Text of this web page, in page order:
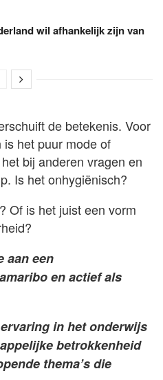
wil afhankelijk zijn van
de betekenis. Voor
het puur mode of
bij anderen vragen en
Is het onhygiënisch?
Of is het juist een vorm
aan een
en actief als
in het onderwijs
betrokkenheid
thema’s die